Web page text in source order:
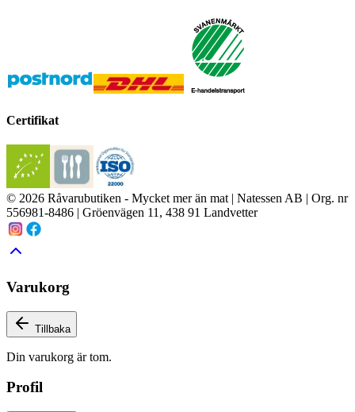
Certifikat
© 2026 Råvarubutiken - Mycket mer än mat | Natessen AB | Org. nr
556981-8486 | Gröenvägen 11, 438 91 Landvetter
Varukorg
Tillbaka
Din varukorg är tom.
Profil